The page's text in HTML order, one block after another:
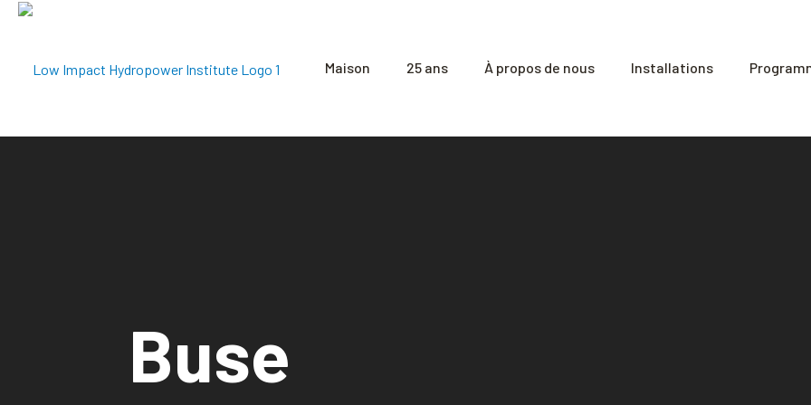
Maison 25 ans À propos de nous Installations
Buse